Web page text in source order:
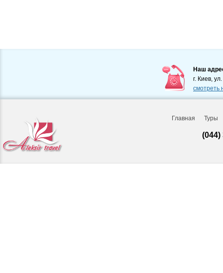
Наш
г. Киев,
смотреть
Главная Туры
(044)